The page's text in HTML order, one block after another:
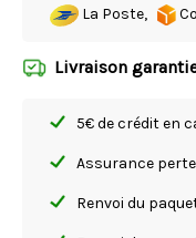
La Poste,
Livraison
5€ de crédit en
Assurance
Renvoi du